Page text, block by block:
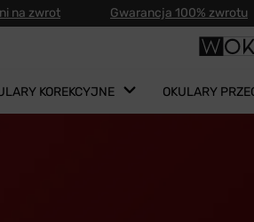
na zwrot Gwarancja 100% zwrotu
KOREKCYJNE OKULARY